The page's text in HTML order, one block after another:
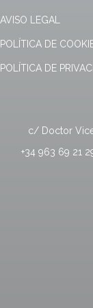
AVISO LEGAL
POLÍTICA DE
POLÍTICA DE
c/ Doctor
+34 963 69 21